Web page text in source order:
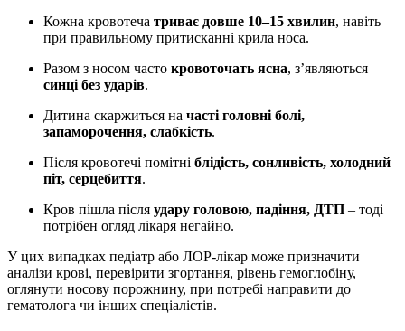
Кожна кровотеча триває довше 10–15 хвилин, навіть
при правильному притисканні крила носа.
Разом з носом часто кровоточать ясна, з’являються
синці без ударів.
Дитина скаржиться на часті головні болі,
запаморочення, слабкість.
Після кровотечі помітні блідість, сонливість, холодний
піт, серцебиття.
Кров пішла після удару головою, падіння, ДТП – тоді
потрібен огляд лікаря негайно.
У цих випадках педіатр або ЛОР-лікар може призначити
аналізи крові, перевірити згортання, рівень гемоглобіну,
оглянути носову порожнину, при потребі направити до
гематолога чи інших спеціалістів.